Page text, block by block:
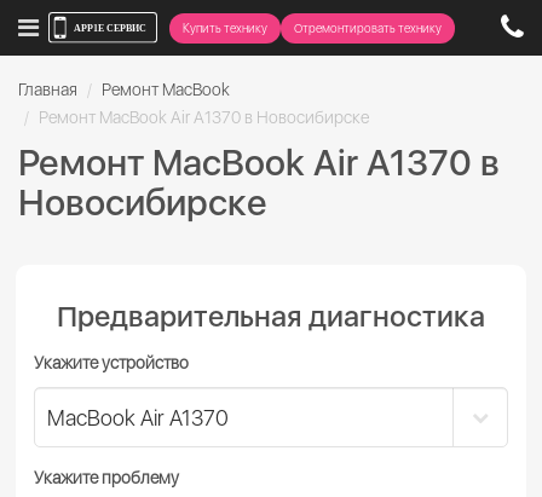
Купить технику Отремонтировать технику
Главная
Ремонт MacBook
Ремонт MacBook Air A1370 в Новосибирске
Ремонт MacBook Air A1370 в
Новосибирске
Предварительная диагностика
Укажите устройство
Укажите проблему